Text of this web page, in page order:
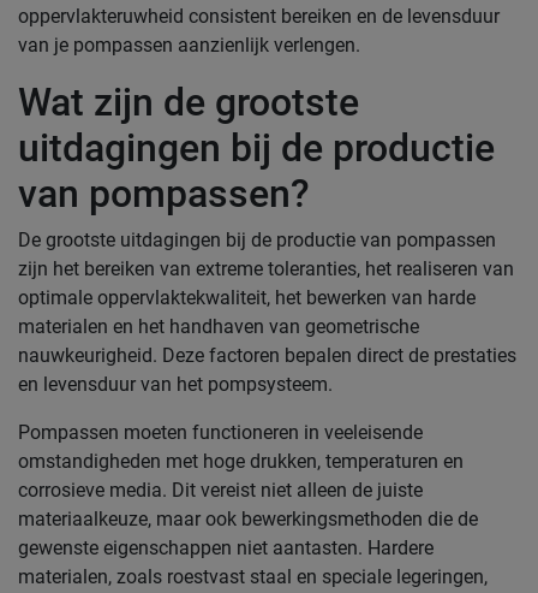
oppervlakteruwheid consistent bereiken en de levensduur
van je pompassen aanzienlijk verlengen.
Wat zijn de grootste
uitdagingen bij de productie
van pompassen?
De grootste uitdagingen bij de productie van pompassen
zijn het bereiken van extreme toleranties, het realiseren van
optimale oppervlaktekwaliteit, het bewerken van harde
materialen en het handhaven van geometrische
nauwkeurigheid. Deze factoren bepalen direct de prestaties
en levensduur van het pompsysteem.
Pompassen moeten functioneren in veeleisende
omstandigheden met hoge drukken, temperaturen en
corrosieve media. Dit vereist niet alleen de juiste
materiaalkeuze, maar ook bewerkingsmethoden die de
gewenste eigenschappen niet aantasten. Hardere
materialen, zoals roestvast staal en speciale legeringen,